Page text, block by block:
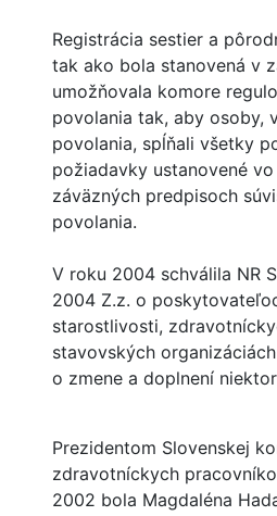
Registrácia sestier a
tak ako bola stanovená v
umožňovala komore
povolania tak, aby osoby,
povolania, spĺňali všetky
požiadavky ustanovené
záväzných predpisoch
povolania.
V roku 2004 schválila NR
2004 Z.z. o
starostlivosti,
stavovských
o zmene a doplnení
Prezidentom Slovenskej
zdravotníckych
2002 bola Magdaléna